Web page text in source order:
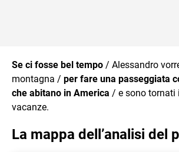
Se ci fosse bel tempo / Alessandro
montagna / per fare una passeggiata
che abitano in America / e sono tornati
vacanze.
La mappa dell’analisi del